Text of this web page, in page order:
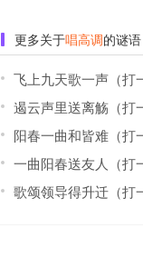
更多关于唱高调的谜语
飞上九天歌一声（打
遏云声里送离觞（打
阳春一曲和皆难（打
一曲阳春送友人（打
歌颂领导得升迁（打